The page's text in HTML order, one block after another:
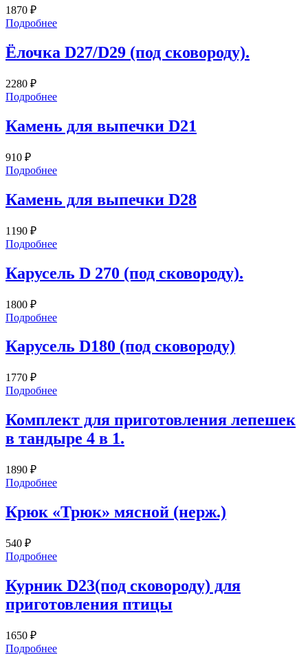
1870 ₽
Подробнее
Ёлочка D27/D29 (под сковороду).
2280 ₽
Подробнее
Камень для выпечки D21
910 ₽
Подробнее
Камень для выпечки D28
1190 ₽
Подробнее
Карусель D 270 (под сковороду).
1800 ₽
Подробнее
Карусель D180 (под сковороду)
1770 ₽
Подробнее
Комплект для приготовления лепешек
в тандыре 4 в 1.
1890 ₽
Подробнее
Крюк «Трюк» мясной (нерж.)
540 ₽
Подробнее
Курник D23(под сковороду) для
приготовления птицы
1650 ₽
Подробнее